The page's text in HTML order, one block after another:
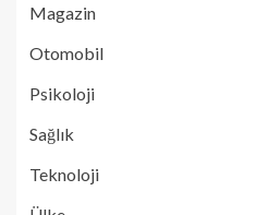
Magazin
Otomobil
Psikoloji
Sağlık
Teknoloji